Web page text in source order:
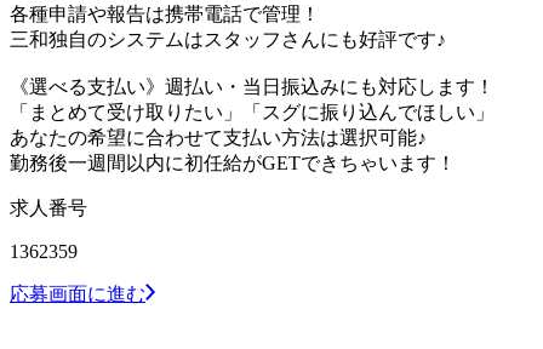
各種申請や報告は携帯電話で管理！
三和独自のシステムはスタッフさんにも好評です♪
《選べる支払い》週払い・当日振込みにも対応します！
「まとめて受け取りたい」「スグに振り込んでほしい」
あなたの希望に合わせて支払い方法は選択可能♪
勤務後一週間以内に初任給がGETできちゃいます！
求人番号
1362359
応募画面に進む